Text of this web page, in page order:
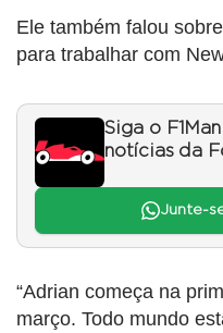
Ele também falou
para trabalhar com
Siga o
notícias da
Junte-
“Adrian começa na
março. Todo mundo